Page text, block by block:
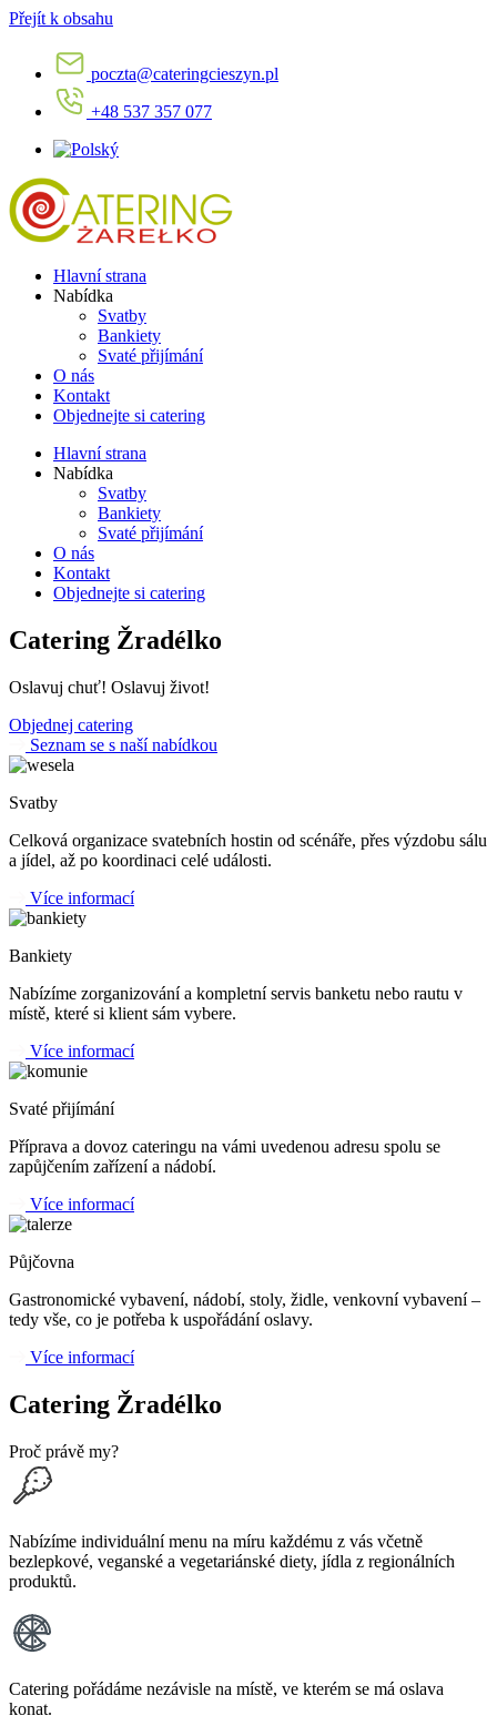
Přejít k obsahu
poczta@cateringcieszyn.pl
+48 537 357 077
Hlavní strana
Nabídka
Svatby
Bankiety
Svaté přijímání
O nás
Kontakt
Objednejte si catering
Hlavní strana
Nabídka
Svatby
Bankiety
Svaté přijímání
O nás
Kontakt
Objednejte si catering
Catering Žradélko
Oslavuj chuť! Oslavuj život!
Objednej catering
Seznam se s naší nabídkou
Svatby
Celková organizace svatebních hostin od scénáře, přes výzdobu sálu
a jídel, až po koordinaci celé události.
Více informací
Bankiety
Nabízíme zorganizování a kompletní servis banketu nebo rautu v
místě, které si klient sám vybere.
Více informací
Svaté přijímání
Příprava a dovoz cateringu na vámi uvedenou adresu spolu se
zapůjčením zařízení a nádobí.
Více informací
Půjčovna
Gastronomické vybavení, nádobí, stoly, židle, venkovní vybavení –
tedy vše, co je potřeba k uspořádání oslavy.
Více informací
Catering Žradélko
Proč právě my?
Nabízíme individuální menu na míru každému z vás včetně
bezlepkové, veganské a vegetariánské diety, jídla z regionálních
produktů.
Catering pořádáme nezávisle na místě, ve kterém se má oslava
konat.